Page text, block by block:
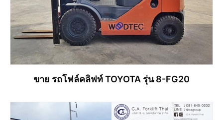
ขาย รถโฟล์คลิฟท์ TOYOTA รุ่น 8-FG20